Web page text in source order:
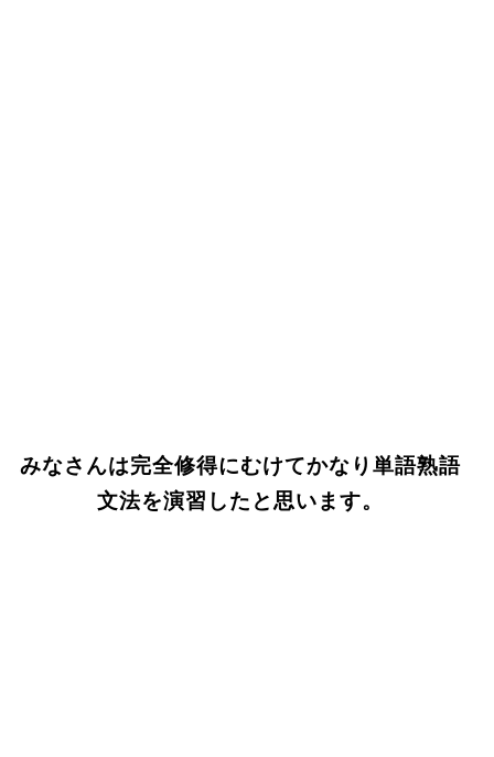
みなさんは完全修得にむけてかなり単語熟語
文法を演習したと思います。